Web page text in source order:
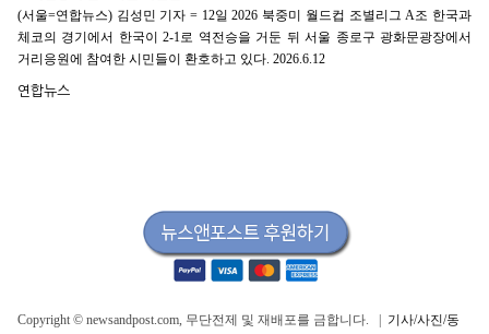
(서울=연합뉴스) 김성민 기자 = 12일 2026 북중미 월드컵 조별리그 A조 한국과
체코의 경기에서 한국이 2-1로 역전승을 거둔 뒤 서울 종로구 광화문광장에서
거리응원에 참여한 시민들이 환호하고 있다. 2026.6.12
연합뉴스
Copyright © newsandpost.com, 무단전제 및 재배포를 금합니다. | 기사/사진/동